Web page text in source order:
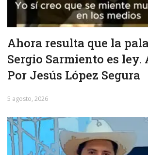
Ahora resulta que la
Sergio Sarmiento es ley.
Por Jesús López Segura
5 agosto, 2026